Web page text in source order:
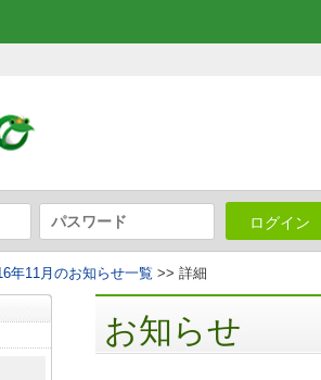
ログイン
年11月のお知らせ一覧 >> 詳細
お知らせ